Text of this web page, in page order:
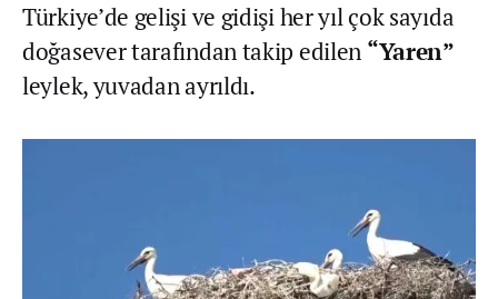
Türkiye’de gelişi ve gidişi her yıl çok sayıda
doğasever tarafından takip edilen “Yaren”
leylek, yuvadan ayrıldı.